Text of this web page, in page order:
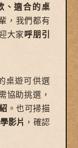
、適合的桌
，我們都有
大家呼朋引
桌遊可供選
協助挑選，
。也可掃描
影片 ，確認